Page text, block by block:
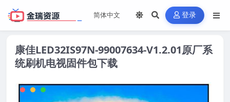
登录
康佳LED32IS97N-99007634-V1.2.01原厂系
统刷机电视固件包下载